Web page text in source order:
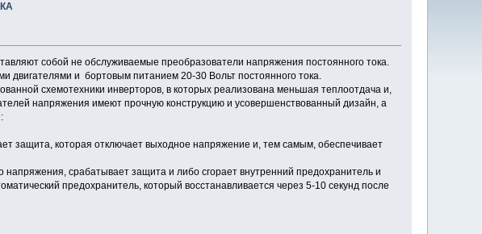
собой не обслуживаемые преобразователи напряжения постоянного тока.
и бортовым питанием 20-30 Вольт постоянного тока.
схемотехники инверторов, в которых реализована меньшая теплоотдача и,
напряжения имеют прочную конструкцию и усовершенствованный дизайн, а
защита, которая отключает выходное напряжение и, тем самым, обеспечивает
срабатывает защита и либо сгорает внутренний предохранитель и
предохранитель, который восстанавливается через 5-10 секунд после